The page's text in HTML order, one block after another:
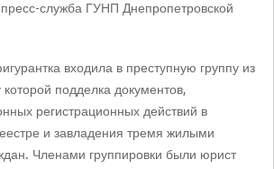
служба ГУНП Днепропетровской
входила в преступную группу из
которой подделка документов,
регистрационных действий в
и завладения тремя жилыми
Членами группировки были юрист